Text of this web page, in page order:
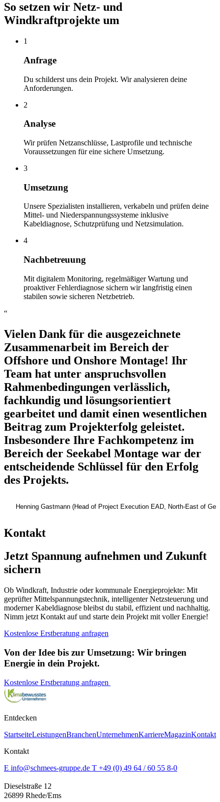
So setzen wir Netz- und
Windkraftprojekte um
1
Anfrage
Du schilderst uns dein Projekt. Wir analysieren deine
Anforderungen.
2
Analyse
Wir prüfen Netzanschlüsse, Lastprofile und technische
Voraussetzungen für eine sichere Umsetzung.
3
Umsetzung
Unsere Spezialisten installieren, verkabeln und prüfen deine
Mittel- und Niederspannungssysteme inklusive
Kabeldiagnose, Schutzprüfung und Netzsimulation.
4
Nachbetreuung
Mit digitalem Monitoring, regelmäßiger Wartung und
proaktiver Fehlerdiagnose sichern wir langfristig einen
stabilen sowie sicheren Netzbetrieb.
“
Vielen Dank für die ausgezeichnete
Zusammenarbeit im Bereich der
Offshore und Onshore Montage! Ihr
Team hat unter anspruchsvollen
Rahmenbedingungen verlässlich,
fachkundig und lösungsorientiert
gearbeitet und damit einen wesentlichen
Beitrag zum Projekterfolg geleistet.
Insbesondere Ihre Fachkompetenz im
Bereich der Seekabel Montage war der
entscheidende Schlüssel für den Erfolg
des Projekts.
Henning Gastmann (Head of Project Execution EAD, North-East of
Kontakt
Jetzt Spannung aufnehmen und Zukunft
sichern
Ob Windkraft, Industrie oder kommunale Energieprojekte: Mit
geprüfter Mittelspannungstechnik, intelligenter Netzsteuerung und
moderner Kabeldiagnose bleibst du stabil, effizient und nachhaltig.
Nimm jetzt Kontakt auf und starte dein Projekt mit voller Energie!
Kostenlose Erstberatung anfragen
Von der Idee bis zur Umsetzung: Wir bringen
Energie in dein Projekt.
Kostenlose Erstberatung anfragen
Entdecken
StartseiteLeistungenBranchenUnternehmenKarriereMagazinKontakt
Kontakt
E info@schmees-gruppe.de T +49 (0) 49 64 / 60 55 8-0
Dieselstraße 12
26899 Rhede/Ems